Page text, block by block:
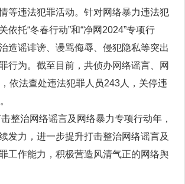
等违法犯罪活动。针对网络暴力违法犯
依托“冬春行动”和“净网2024”专项行
造谣诽谤、谩骂侮辱、侵犯隐私等突出
行为。截至目前，共侦办网络谣言、网
依法查处违法犯罪人员243人，关停违
整治网络谣言及网络暴力专项行动年，
发力，进一步提升打击整治网络谣言及
工作能力，积极营造风清气正的网络舆